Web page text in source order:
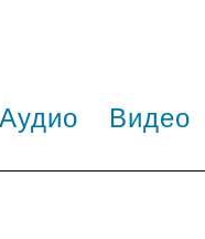
Аудио Видео